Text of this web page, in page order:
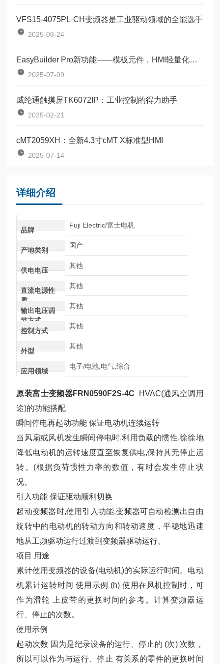
VFS15-4075PL-CH变频器是工业驱动领域的全能选手
2025-08-24
EasyBuilder Pro新功能——模板元件，HMI轻量化编程
2025-07-09
威纶通触摸屏TK6072IP：工业控制的得力助手
2025-02-21
cMT2059XH：全新4.3寸cMT X标准型HMI
2025-07-14
详细介绍
品牌
Fuji Electric/富士电机
产地类别
国产
供电电压
其他
直流电源性
质
其他
输出电压调
节方式
其他
控制方式
其他
外型
其他
应用领域
电子/电池,电气,综合
原装富士变频器FRN0590F2S-4C
HVAC(通风空调用
途)的功能搭配
瞬间停电再起动功能 保证电动机连续运转
当风扇或风机发生瞬间停电时,利用负载的惯性,徐徐地
降低电动机的运转速度直至恢复供电,保持其无停止运
转。(根据负荷惯性力率的数值，有时会发生停止状
况。
引入功能 保证驱动顺利切换
起动变频器时,使用引入功能,变频器可自动检测出自由
旋转中的电动机的转动方向和转动速度，平稳地迅速
地从工频驱动运行过渡到变频器驱动运行。
项目 用途
累计使用变频器的设备(电动机)的实际运行时间。电动
机累计运转时间 使用示例 (h) 使用在风机控制时，可
作为滑轮 上皮带的更换时间的参考。计算变频器运
行、停止的次数。
使用示例
起动次数 因为是纪录设备的运行、停止的 (次) 次数，
所以可以作为与运行、停止 有关系的零件的更换时间